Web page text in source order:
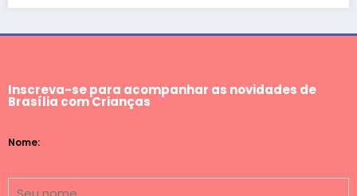
Inscreva-se para acompanhar as novidades de
Brasília com Crianças
Nome: